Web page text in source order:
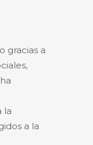
gracias a
la
a la